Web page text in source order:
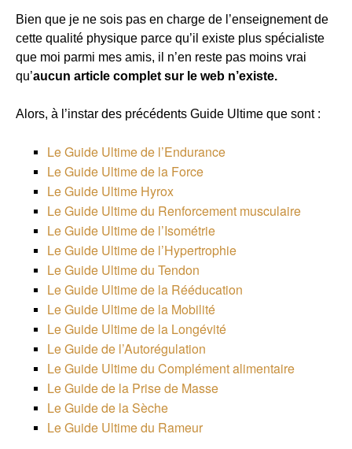
Bien que je ne sois pas en charge de l’enseignement de
cette qualité physique parce qu’il existe plus spécialiste
que moi parmi mes amis, il n’en reste pas moins vrai
qu’aucun article complet sur le web n’existe.
Alors, à l’instar des précédents Guide Ultime que sont :
Le Guide Ultime de l’Endurance
Le Guide Ultime de la Force
Le Guide Ultime Hyrox
Le Guide Ultime du Renforcement musculaire
Le Guide Ultime de l’Isométrie
Le Guide Ultime de l’Hypertrophie
Le Guide Ultime du Tendon
Le Guide Ultime de la Rééducation
Le Guide Ultime de la Mobilité
Le Guide Ultime de la Longévité
Le Guide de l’Autorégulation
Le Guide Ultime du Complément alimentaire
Le Guide de la Prise de Masse
Le Guide de la Sèche
Le Guide Ultime du Rameur